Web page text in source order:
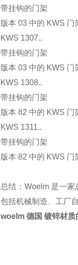
带挂钩的门架
版本 03 中的 KWS 门
KWS 1307..
带挂钩的门架
版本 03 中的 KWS 门
KWS 1308..
带挂钩的门架
版本 82 中的 KWS 门
KWS 1311..
带挂钩的门架
版本 82 中的 KWS 门
总结：Woelm 是一
包括机械制造、工厂
woelm 德国 镀锌材